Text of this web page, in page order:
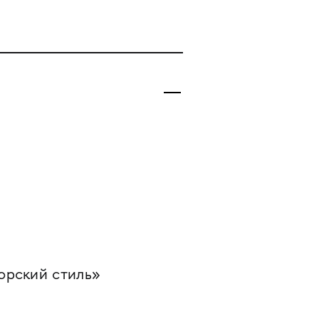
стиль»